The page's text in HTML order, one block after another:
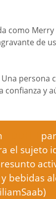
como
de
persona
confianza y
el sujeto
bebidas